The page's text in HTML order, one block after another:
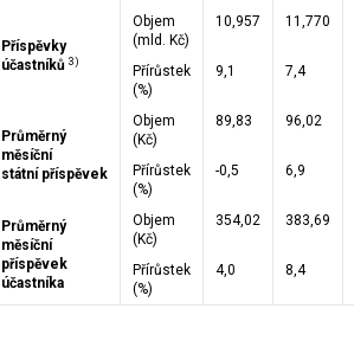
Příspěvky
účastníků 3)
Objem
(mld. Kč)
10,957 11,770
Přírůstek
(%)
9,1 7,4
Průměrný
měsíční
státní příspěvek
Objem
(Kč)
89,83 96,02
Přírůstek
(%)
-0,5 6,9
Průměrný
měsíční
příspěvek
účastníka
Objem
(Kč)
354,02 383,69
Přírůstek
(%)
4,0 8,4